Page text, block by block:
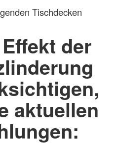
Tischdecken
der
aktuellen